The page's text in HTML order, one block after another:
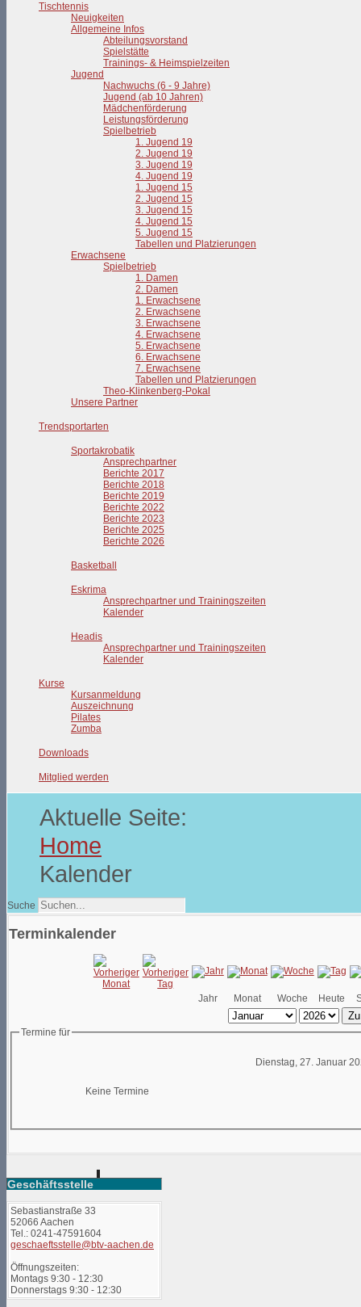
Tischtennis
Neuigkeiten
Allgemeine Infos
Abteilungsvorstand
Spielstätte
Trainings- & Heimspielzeiten
Jugend
Nachwuchs (6 - 9 Jahre)
Jugend (ab 10 Jahren)
Mädchenförderung
Leistungsförderung
Spielbetrieb
1. Jugend 19
2. Jugend 19
3. Jugend 19
4. Jugend 19
1. Jugend 15
2. Jugend 15
3. Jugend 15
4. Jugend 15
5. Jugend 15
Tabellen und Platzierungen
Erwachsene
Spielbetrieb
1. Damen
2. Damen
1. Erwachsene
2. Erwachsene
3. Erwachsene
4. Erwachsene
5. Erwachsene
6. Erwachsene
7. Erwachsene
Tabellen und Platzierungen
Theo-Klinkenberg-Pokal
Unsere Partner
Trendsportarten
Sportakrobatik
Ansprechpartner
Berichte 2017
Berichte 2018
Berichte 2019
Berichte 2022
Berichte 2023
Berichte 2025
Berichte 2026
Basketball
Eskrima
Ansprechpartner und Trainingszeiten
Kalender
Headis
Ansprechpartner und Trainingszeiten
Kalender
Kurse
Kursanmeldung
Auszeichnung
Pilates
Zumba
Downloads
Mitglied werden
Aktuelle Seite:
Home
Kalender
Suche
Terminkalender
Jahr Monat Woche Heute
Termine für
Dienstag, 27. Januar
Keine Termine
Geschäftsstelle
Sebastianstraße 33
52066 Aachen
Tel.: 0241-47591604
geschaeftsstelle@btv-aachen.de
Öffnungszeiten:
Montags 9:30 - 12:30
Donnerstags 9:30 - 12:30